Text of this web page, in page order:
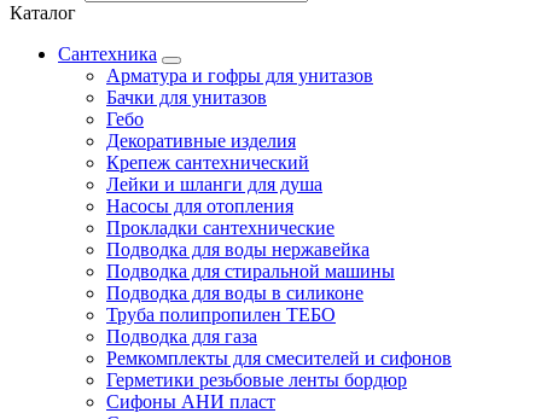
Каталог
Сантехника
Арматура и гофры для унитазов
Бачки для унитазов
Гебо
Декоративные изделия
Крепеж сантехнический
Лейки и шланги для душа
Насосы для отопления
Прокладки сантехнические
Подводка для воды нержавейка
Подводка для стиральной машины
Подводка для воды в силиконе
Труба полипропилен ТЕБО
Подводка для газа
Ремкомплекты для смесителей и сифонов
Герметики резьбовые ленты бордюр
Сифоны АНИ пласт